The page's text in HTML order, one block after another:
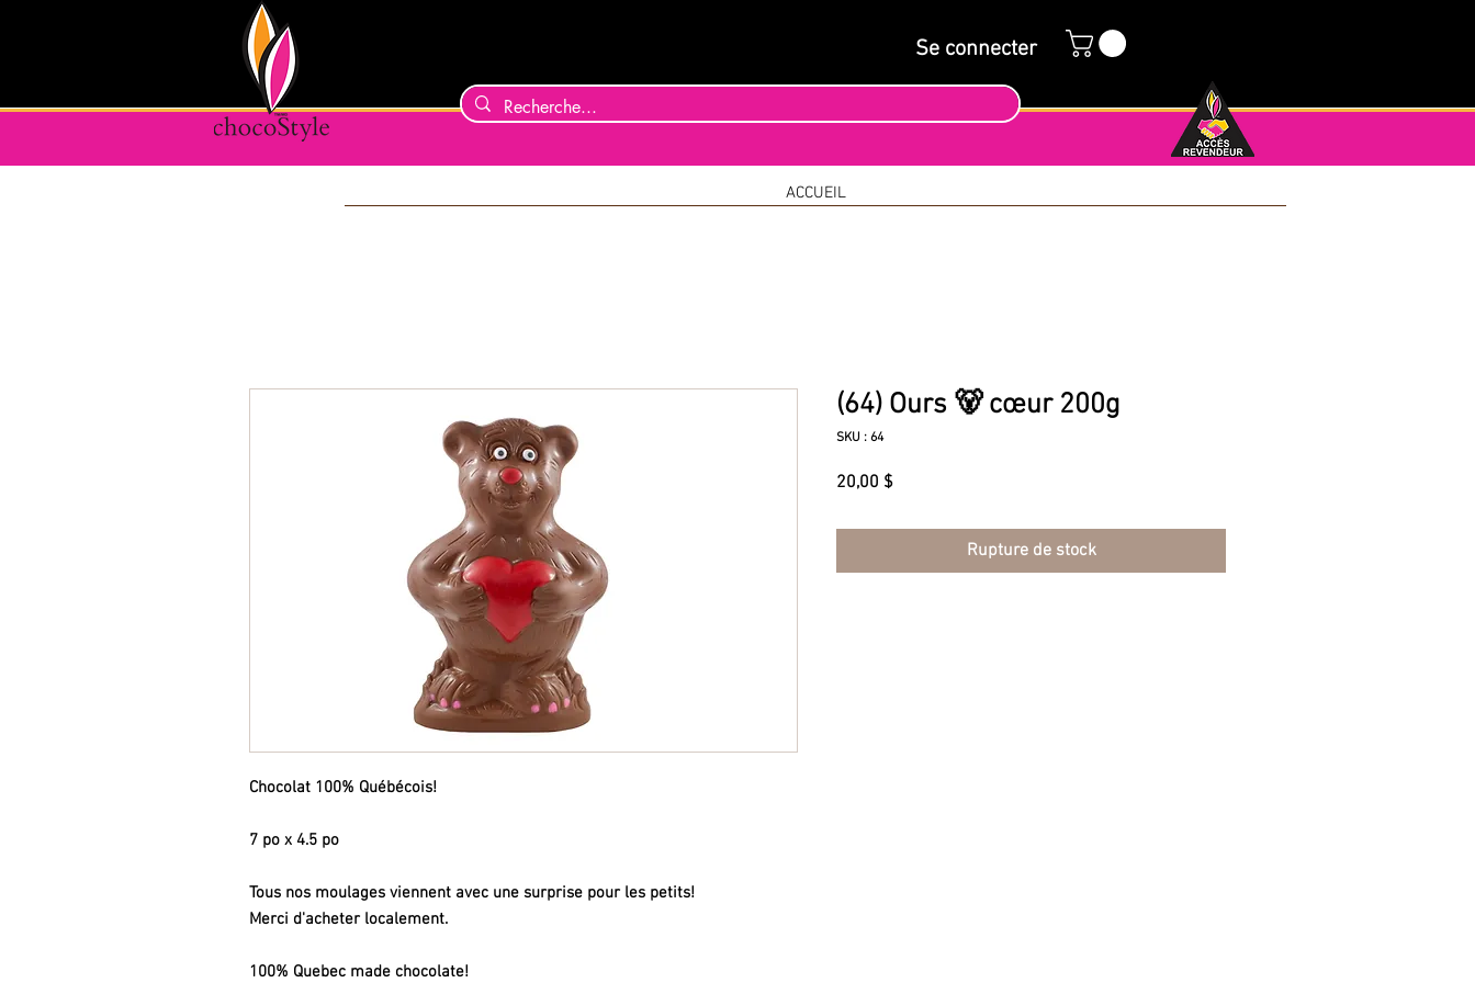
Se connecter
ACCUEIL
Chocolat 100% Québécois!
7 po x 4.5 po
Tous nos moulages viennent avec une surprise pour les petits!
Merci d'acheter localement.
100% Quebec made chocolate!
(64) Ours 🐻 cœur 200g
SKU : 64
20,00 $Prix
Rupture de stock